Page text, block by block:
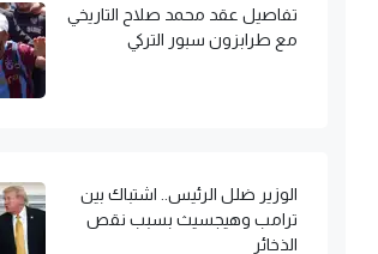
تفاصيل عقد محمد صلاح التاريخي
مع طرابزون سبور التركي
الوزير ضلل الرئيس.. اشتباك بين
ترامب وهيجسيث بسبب نقص
الذخائر